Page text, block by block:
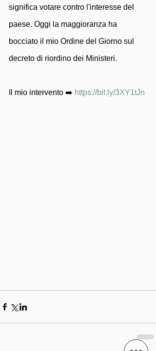
significa votare contro l'interesse del
paese. Oggi la maggioranza ha
bocciato il mio Ordine del Giorno sul
decreto di riordino dei Ministeri.
Il mio intervento ➡️ https://bit.ly/3XY1tJn